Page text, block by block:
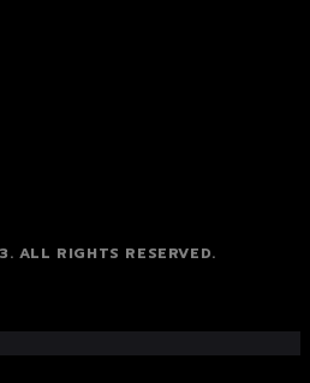
ALL RIGHTS RESERVED.